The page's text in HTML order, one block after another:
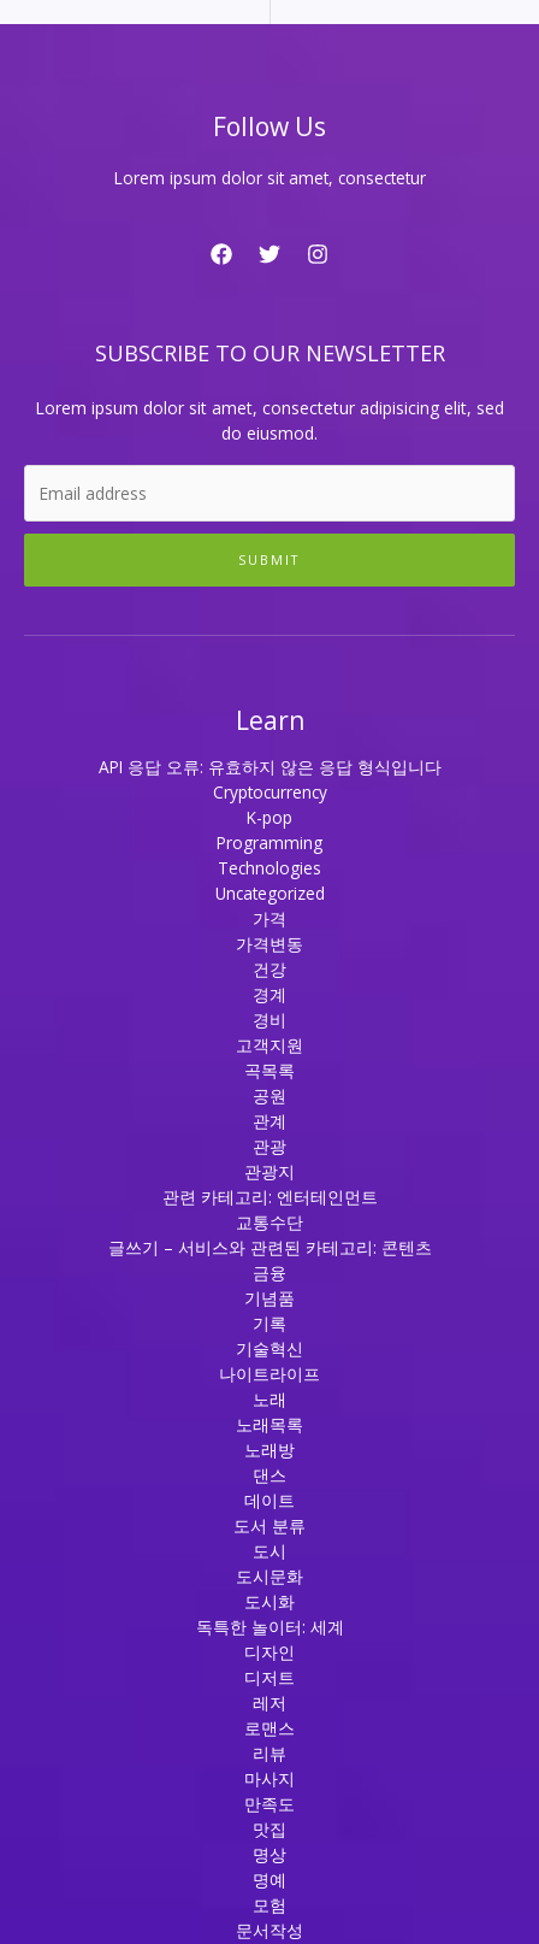
텐
Follow Us
Lorem ipsum dolor sit amet, consectetur
SUBSCRIBE TO OUR NEWSLETTER
Lorem ipsum dolor sit amet, consectetur adipisicing elit, sed
do eiusmod.
SUBMIT
Learn
API 응답 오류: 유효하지 않은 응답 형식입니다
Cryptocurrency
K-pop
Programming
Technologies
Uncategorized
가격
가격변동
건강
경계
경비
고객지원
곡목록
공원
관계
관광
관광지
관련 카테고리: 엔터테인먼트
교통수단
글쓰기 – 서비스와 관련된 카테고리: 콘텐츠
금융
기념품
기록
기술혁신
나이트라이프
노래
노래목록
노래방
댄스
데이트
도서 분류
도시
도시문화
도시화
독특한 놀이터: 세계
디자인
디저트
레저
로맨스
리뷰
마사지
만족도
맛집
명상
명예
모험
문서작성